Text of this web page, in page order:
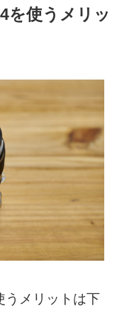
を使うメリッ
うメリットは下